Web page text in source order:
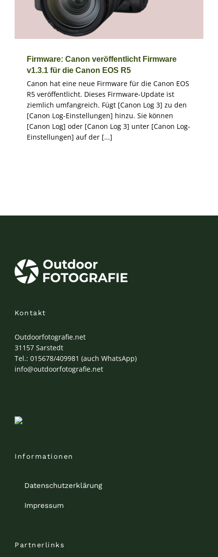
Firmware: Canon veröffentlicht Firmware
v1.3.1 für die Canon EOS R5
Canon hat eine neue Firmware für die Canon EOS
R5 veröffentlicht. Dieses Firmware-Update ist
ziemlich umfangreich. Fügt [Canon Log 3] zu den
[Canon Log-Einstellungen] hinzu. Sie können
[Canon Log] oder [Canon Log 3] unter [Canon Log-
Einstellungen] auf der [...]
Kontakt
Outdoorfotografie.net
31157 Sarstedt
Tel.: 015678/409981 (auch WhatsApp)
info@outdoorfotografie.net
Informationen
Datenschutzerklärung
Impressum
Partnerlinks